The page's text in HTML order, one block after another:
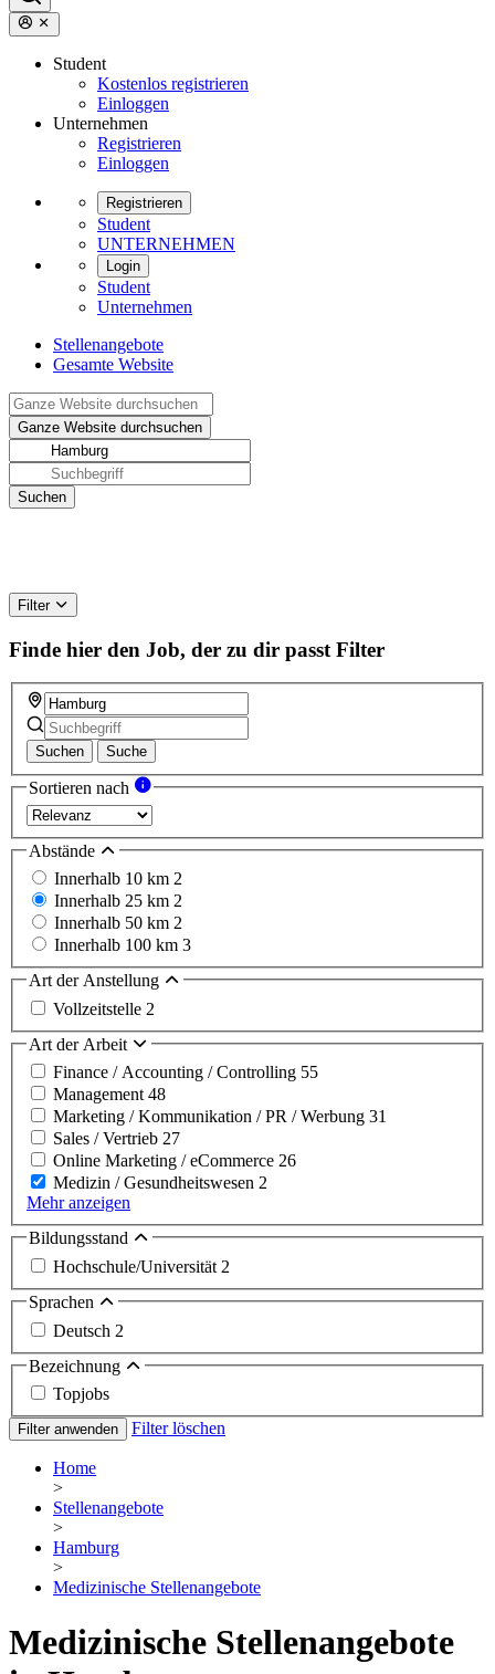
Student
Kostenlos registrieren
Einloggen
Unternehmen
Registrieren
Einloggen
Registrieren
Student
UNTERNEHMEN
Login
Student
Unternehmen
Stellenangebote
Gesamte Website
Filter
Finde hier den Job, der zu dir passt Filter
Suchen Suche
Sortieren nach
Abstände
Innerhalb 10 km 2
Innerhalb 25 km 2
Innerhalb 50 km 2
Innerhalb 100 km 3
Art der Anstellung
Vollzeitstelle 2
Art der Arbeit
Finance / Accounting / Controlling 55
Management48
Marketing / Kommunikation / PR / Werbung 31
Sales / Vertrieb 27
Online Marketing / eCommerce 26
Medizin / Gesundheitswesen 2
Mehr anzeigen
Bildungsstand
Hochschule/Universität 2
Sprachen
Deutsch 2
Bezeichnung
Topjobs
Filter anwenden Filter löschen
Home
>
Stellenangebote
>
Hamburg
>
Medizinische Stellenangebote
Medizinische Stellenangebote